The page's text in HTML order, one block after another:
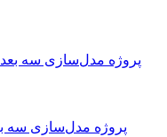
پروژه مدل‌سازی سه‌